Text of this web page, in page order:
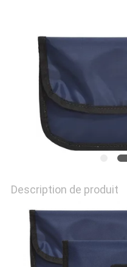
PRIVACY
POLICY
Description de produit